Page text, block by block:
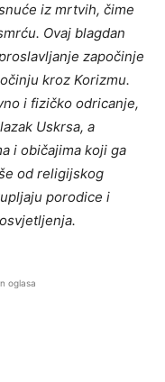
iz mrtvih, čime
Ovaj blagdan
započinje
kroz Korizmu.
i fizičko odricanje,
Uskrsa, a
i običajima koji ga
od religijskog
porodice i
oglasa